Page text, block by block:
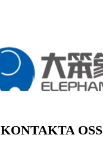
KONTAKTA OSS